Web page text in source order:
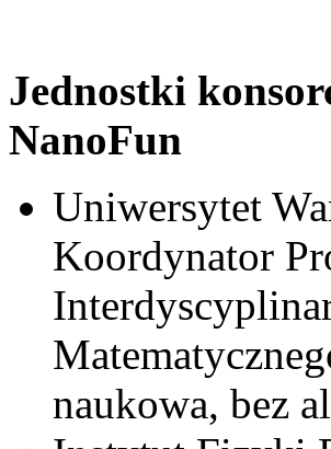
Jednostki
NanoFun
Uniwersytet
Koordynator
naukowa, bez